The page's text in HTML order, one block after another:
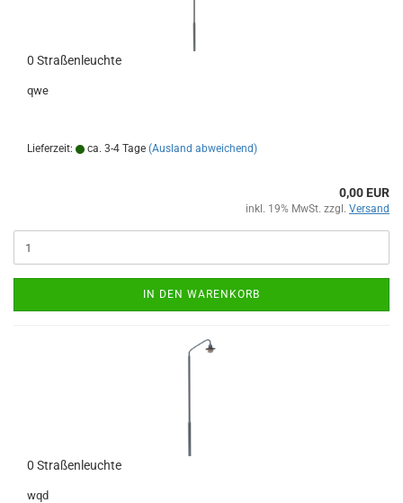
0 Straßenleuchte
qwe
Lieferzeit: ca. 3-4 Tage (Ausland abweichend)
0,00 EUR
inkl. 19% MwSt. zzgl. Versand
IN DEN WARENKORB
0 Straßenleuchte
wqd